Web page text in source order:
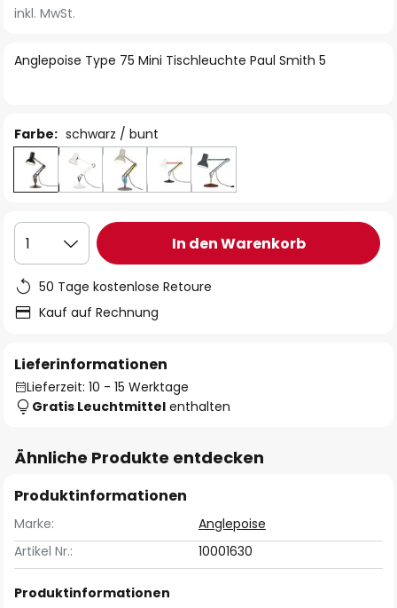
der
springen
Anglepoise Type 75 Mini Tischleuchte Paul Smith 5
inkl. MwSt.
Farbe: schwarz / bunt
1 In den Warenkorb
50 Tage kostenlose Retoure
Kauf auf Rechnung
Lieferinformationen
Lieferzeit: 10 - 15 Werktage
Gratis Leuchtmittel enthalten
Ähnliche Produkte entdecken
Produktinformationen
Marke:
Anglepoise
Artikel Nr.:
10001630
Produktinformationen